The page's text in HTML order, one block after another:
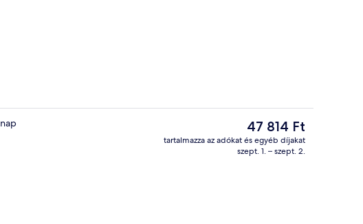
Gallery stúdió | Széf a szobában,
A
jelenlegi
ár
47 814 Ft
tartalmazza az adókat és egyéb díjakat
szept. 1. – szept. 2.